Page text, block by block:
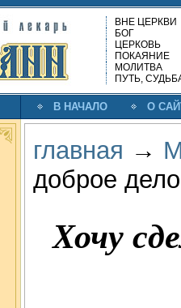
ВНЕ ЦЕРКВИ
БОГ
ЦЕРКОВЬ
ПОКАЯНИЕ
МОЛИТВА
ПУТЬ,
В НАЧАЛО О
главная →
доброе
Хочу